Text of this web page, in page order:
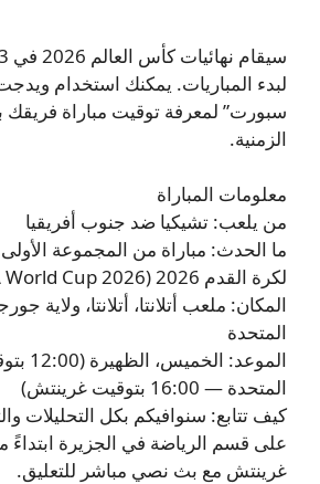
لبدء المباريات. يمكنك استخدام
سبورت” لمعرفة توقيت مباراة
الزمنية.
معلومات المباراة
من يلعب: تشيكيا ضد جنوب أفريقيا
ما الحدث: مباراة من المجموعة
لكرة القدم 2026 (FIFA World Cup 2026)
المكان: ملعب أتلانتا، أتلانتا، ولاية
المتحدة
المتحدة — 16:00 بتوقيت غرينتش)
كيف تتابع: سنوافيكم بكل التحليلات
غرينتش مع بث نصي مباشر للتعليق.